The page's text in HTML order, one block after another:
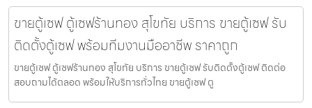
ขายตู้เซฟ ตู้เซฟร้านทอง สุโขทัย บริการ ขายตู้เซฟ รับ
ติดตั้งตู้เซฟ พร้อมทีมงานมืออาชีพ ราคาถูก
ขายตู้เซฟ ตู้เซฟร้านทอง สุโขทัย บริการ ขายตู้เซฟ รับติดตั้งตู้เซฟ ติดต่อ
สอบถามได้ตลอด พร้อมให้บริการทั่วไทย ขายตู้เซฟ ตู